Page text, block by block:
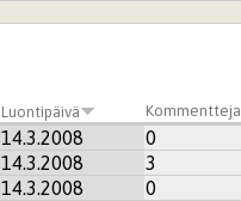
Luontipäivä Kommentteja
14.3.2008 0
14.3.2008 3
14.3.2008 0